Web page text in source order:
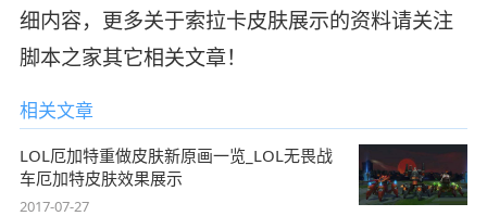
细内容，更多关于索拉卡皮肤展示的资料请关注
脚本之家其它相关文章！
相关文章
LOL厄加特重做皮肤新原画一览_LOL无畏战
车厄加特皮肤效果展示
2017-07-27